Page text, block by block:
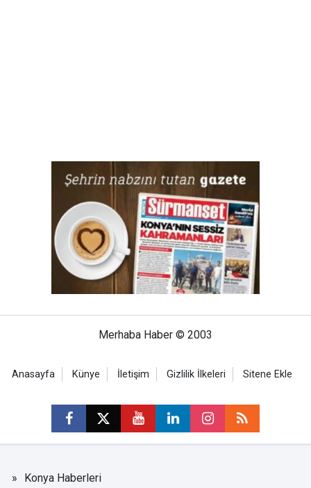
Merhaba Haber © 2003
Anasayfa Künye İletişim Gizlilik İlkeleri Sitene Ekle
Konya Haberleri